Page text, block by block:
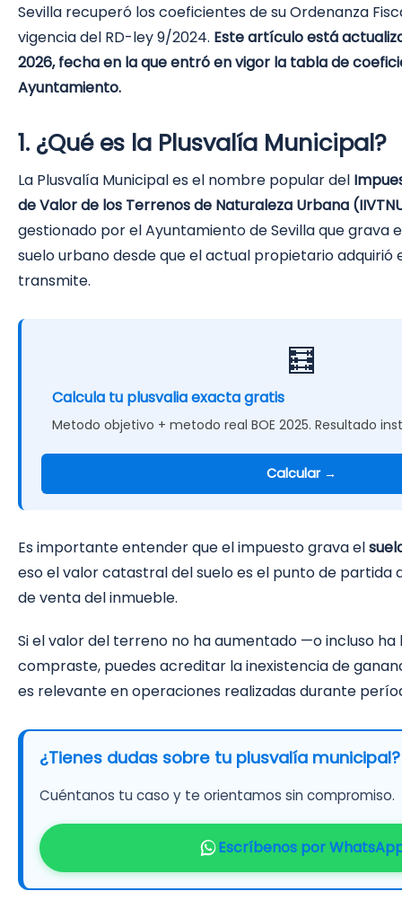
Sevilla recuperó los coeficientes de su Ordenanza
vigencia del RD-ley 9/2024. Este artículo está
2026, fecha en la que entró en vigor la tabla de
Ayuntamiento.
1. ¿Qué es la Plusvalía Municipal?
La Plusvalía Municipal es el nombre popular del
de Valor de los Terrenos de Naturaleza Urbana
gestionado por el Ayuntamiento de Sevilla que grava
suelo urbano desde que el actual propietario adquirió
transmite.
🧮
Calcula tu plusvalia exacta gratis
Metodo objetivo + metodo real BOE 2025. Resultado
Calcular →
Es importante entender que el impuesto grava el
eso el valor catastral del suelo es el punto de partida
de venta del inmueble.
Si el valor del terreno no ha aumentado —o incluso
compraste, puedes acreditar la inexistencia de
es relevante en operaciones realizadas durante
¿Tienes dudas sobre tu plusvalía municipal?
Cuéntanos tu caso y te orientamos sin compromiso.
Escríbenos por